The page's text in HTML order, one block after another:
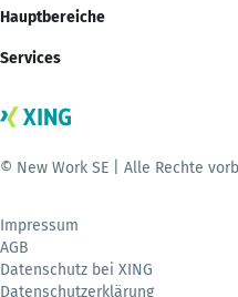
Hauptbereiche
Services
© New Work SE | Alle Rechte
Impressum
AGB
Datenschutz bei XING
Datenschutzerklärung